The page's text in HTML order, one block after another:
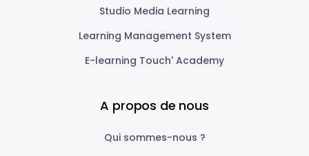
Studio Media Learning
Learning Management System
E-learning Touch' Academy
A propos de nous
Qui sommes-nous ?